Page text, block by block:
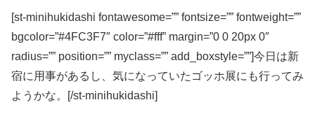
[st-minihukidashi fontawesome=”” fontsize=”” fontweight=””
bgcolor=”#4FC3F7″ color=”#fff” margin=”0 0 20px 0″
radius=”” position=”” myclass=”” add_boxstyle=””]今日は新
宿に用事があるし、気になっていたゴッホ展にも行ってみ
ようかな。[/st-minihukidashi]